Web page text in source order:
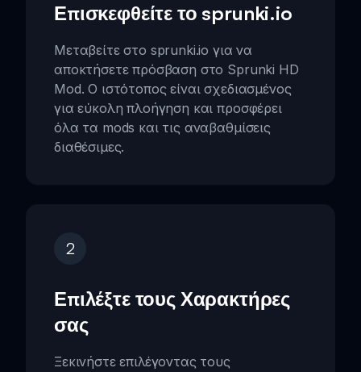
Επισκεφθείτε το sprunki.io
Μεταβείτε στο sprunki.io για να
αποκτήσετε πρόσβαση στο Sprunki HD
Mod. Ο ιστότοπος είναι σχεδιασμένος
για εύκολη πλοήγηση και προσφέρει
όλα τα mods και τις αναβαθμίσεις
διαθέσιμες.
2
Επιλέξτε τους Χαρακτήρες
σας
Ξεκινήστε επιλέγοντας τους